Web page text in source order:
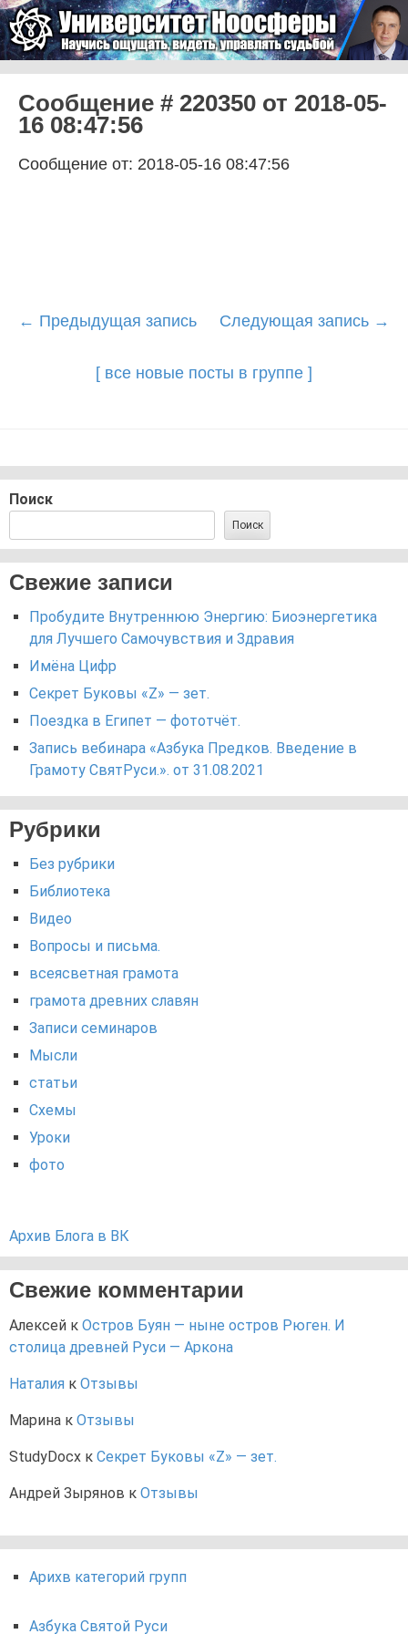
Университет Ноосферы
Сообщение # 220350 от 2018-05-
16 08:47:56
Сообщение от: 2018-05-16 08:47:56
Post
← Предыдущая запись Следующая запись →
[ все новые посты в группе ]
Поиск
Поиск
Свежие записи
Пробудите Внутреннюю Энергию: Биоэнергетика
для Лучшего Самочувствия и Здравия
Имёна Цифр
Секрет Буковы «Z» — зет.
Поездка в Египет — фототчёт.
Запись вебинара «Азбука Предков. Введение в
Грамоту СвятРуси.». от 31.08.2021
Рубрики
Без рубрики
Библиотека
Видео
Вопросы и письма.
всеясветная грамота
грамота древних славян
Записи семинаров
Мысли
статьи
Схемы
Уроки
фото
Архив Блога в ВК
Свежие комментарии
Алексей к Остров Буян — ныне остров Рюген. И
столица древней Руси — Аркона
Наталия к Отзывы
Марина к Отзывы
StudyDocx к Секрет Буковы «Z» — зет.
Андрей Зырянов к Отзывы
Арихв категорий групп
Азбука Святой Руси